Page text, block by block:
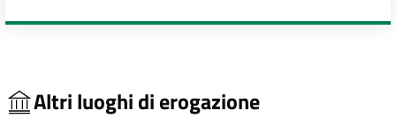
Altri luoghi di erogazione